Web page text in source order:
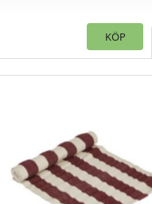
i favoriter
KÖP